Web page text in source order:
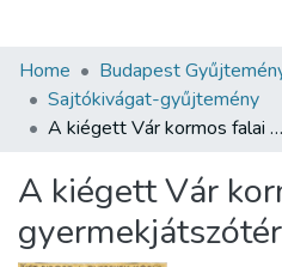
Communities & Collections
All of DSpace
About us
Home Budapest
Sajtókivágat-gyűjtemény
A kiégett Vár kormos falai alatt gyermekjátszótér épül
A kiégett Vár